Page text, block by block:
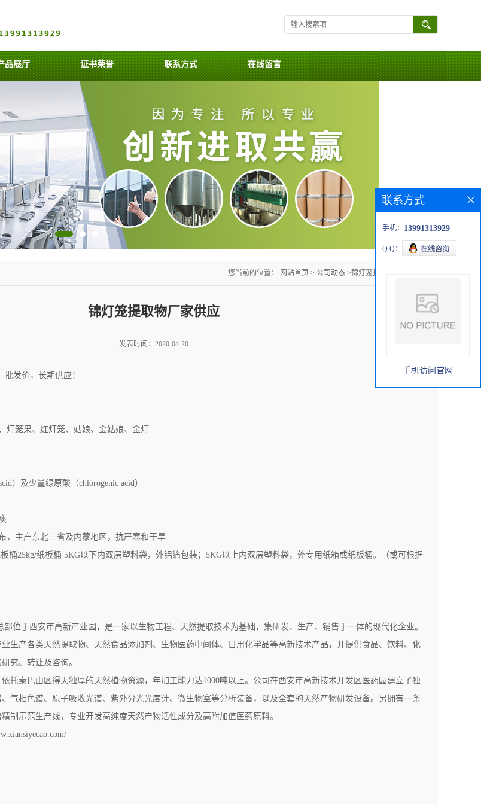
品展厅 证书荣誉 联系方式 在线留言
您当前的位置： 网站首页 > 公司动态 >锦灯笼提取物厂家供应
锦灯笼提取物厂家供应
发表时间：2020-04-20
发价，长期供应！
灯笼果、红灯笼、姑娘、金姑娘、金灯
）及少量绿原酸（chlorogenic acid）
，主产东北三省及内蒙地区，抗严寒和干旱
桶25kg/纸板桶 5KG以下内双层塑料袋，外铝箔包装；5KG以上内双层塑料袋，外专用纸箱或纸板桶。（或可根据
位于西安市高新产业园，是一家以生物工程、天然提取技术为基础，集研发、生产、销售于一体的现代化企业。
生产各类天然提取物、天然食品添加剂、生物医药中间体、日用化学品等高新技术产品，并提供食品、饮料、化
究、转让及咨询。
托秦巴山区得天独厚的天然植物资源，年加工能力达1000吨以上。公司在西安市高新技术开发区医药园建立了独
气相色谱、原子吸收光谱、紫外分光光度计、微生物室等分析装备，以及全套的天然产物研发设备。另拥有一条
制示范生产线，专业开发高纯度天然产物活性成分及高附加值医药原料。
联系方式
手机： 13991313929
Q Q：
手机访问官网